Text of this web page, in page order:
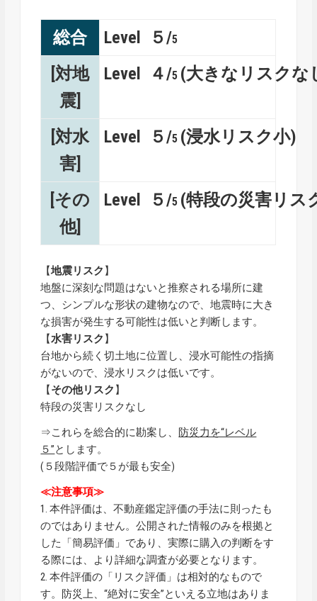
総合 Level ５/5
[対地
震]
Level ４/5 (大きなリスクな
[対水
害]
Level ５/5 (浸水リスク小)
[その
他]
Level ５/5 (特段の災害リス
【地震リスク 】
地盤に深刻な問題はないと推察される場所に建
つ、シンプルな形状の建物なので、地震時に大き
な損害が発生する可能性は低いと判断します。
【水害リスク 】
台地から続く切土地に位置し、浸水可能性の指摘
がないので、浸水リスクは低いです。
【その他リスク 】
特段の災害リスクなし
⇒これらを総合的に勘案し、 防災力を“レベル
５”とします。
(５段階評価で５が最も安全)
≪注意事項≫
1. 本件評価は、不動産鑑定評価の手法に則ったも
のではありません。公開された情報のみを根拠と
した「簡易評価」であり、実際に購入の判断をす
る際には、より詳細な調査が必要となります。
2. 本件評価の「リスク評価」は相対的なもので
す。防災上、“絶対に安全”といえる立地はありま